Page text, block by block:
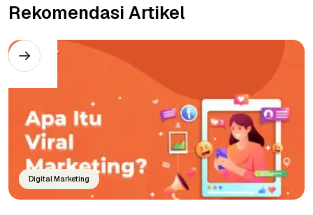
Rekomendasi Artikel
Digital Marketing